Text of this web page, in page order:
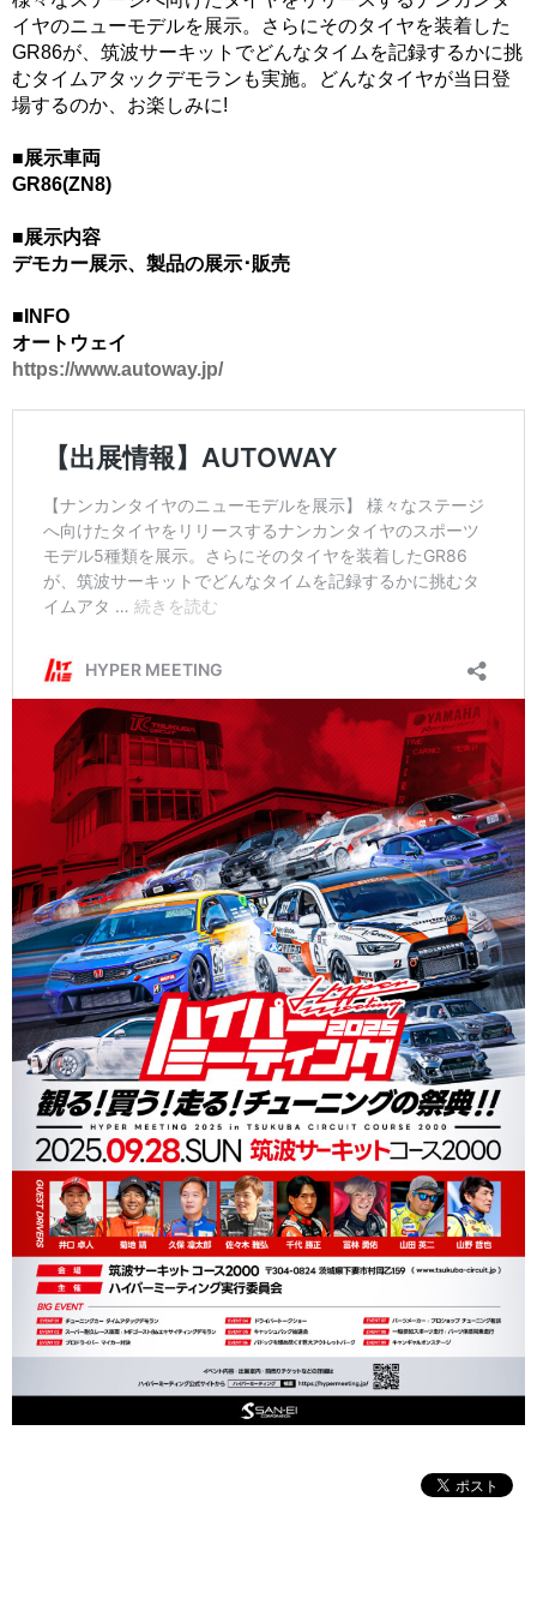
イヤのニューモデルを展示。さらにそのタイヤを装着した
GR86が、筑波サーキットでどんなタイムを記録するかに挑
むタイムアタックデモランも実施。どんなタイヤが当日登
場するのか、お楽しみに!
■展示車両
GR86(ZN8)
■展示内容
デモカー展示、製品の展示･販売
■INFO
オートウェイ
https://www.autoway.jp/